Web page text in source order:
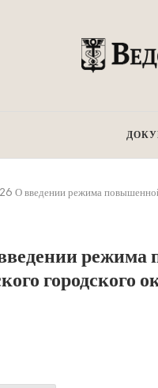
введении режима повышенной
режима
городского